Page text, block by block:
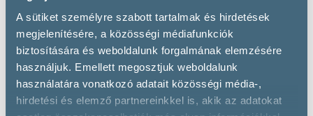
A sütiket személyre szabott tartalmak és hirdetések
megjelenítésére, a közösségi médiafunkciók
biztosítására és weboldalunk forgalmának elemzésére
használjuk. Emellett megosztjuk weboldalunk
használatára vonatkozó adatait közösségi média-,
hirdetési és elemző partnereinkkel is, akik az adatokat
Bortípusok
Fehérbor
Chardonnay Irsai Olivér Királyleányka
Sauvignon Blanc Zöld Veltelini